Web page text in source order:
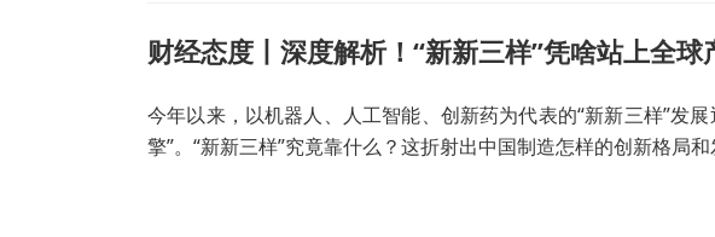
财经态度丨深度解析！“新新三样”凭啥站上全球
今年以来，以机器人、人工智能、创新药为代表的“新新三样”发
擎”。“新新三样”究竟靠什么？这折射出中国制造怎样的创新格局和